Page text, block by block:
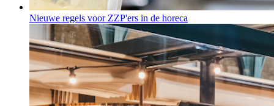
Nieuwe regels voor ZZP'ers in de horeca